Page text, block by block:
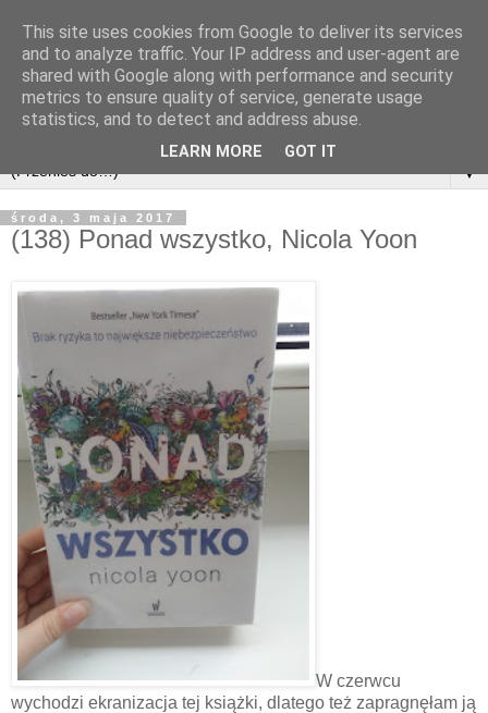
▼
środa, 3 maja 2017
(138) Ponad wszystko, Nicola Yoon
W czerwcu
wychodzi ekranizacja tej książki, dlatego też zapragnęłam ją
This site uses cookies from Google to deliver its services
and to analyze traffic. Your IP address and user-agent are
shared with Google along with performance and security
metrics to ensure quality of service, generate usage
statistics, and to detect and address abuse.
LEARN MORE GOT IT